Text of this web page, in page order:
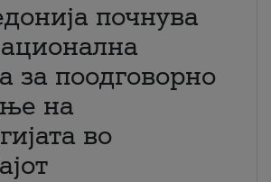
почнува
за поодговорно
на
во